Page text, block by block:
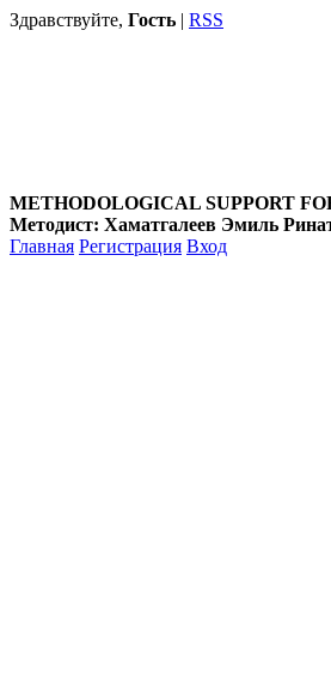
Здравствуйте, Гость | RSS
METHODOLOGICAL SUPPORT
Методист: Хаматгалеев Эмиль
Главная Регистрация Вход